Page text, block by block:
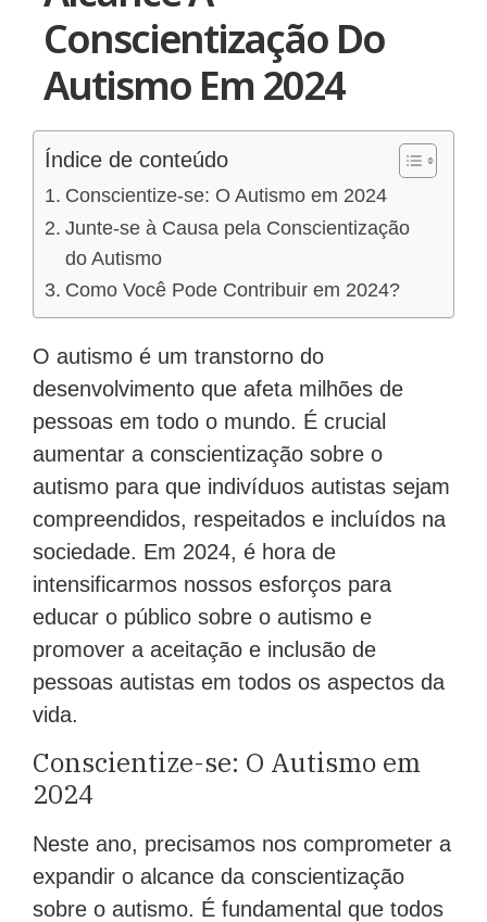
Conscientização Do
Autismo Em 2024
Índice de conteúdo
Conscientize-se: O Autismo em 2024
Junte-se à Causa pela Conscientização
do Autismo
Como Você Pode Contribuir em 2024?
O autismo é um transtorno do
desenvolvimento que afeta milhões de
pessoas em todo o mundo. É crucial
aumentar a conscientização sobre o
autismo para que indivíduos autistas sejam
compreendidos, respeitados e incluídos na
sociedade. Em 2024, é hora de
intensificarmos nossos esforços para
educar o público sobre o autismo e
promover a aceitação e inclusão de
pessoas autistas em todos os aspectos da
vida.
Conscientize-se: O Autismo em
2024
Neste ano, precisamos nos comprometer a
expandir o alcance da conscientização
sobre o autismo. É fundamental que todos